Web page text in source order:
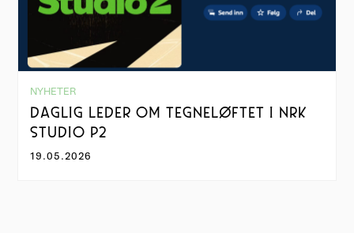
NYHETER
DAGLIG LEDER OM TEGNELØFTET I NRK
STUDIO P2
19.05.2026